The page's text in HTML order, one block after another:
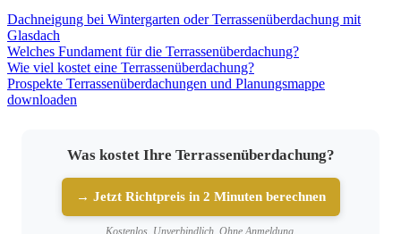
Dachneigung bei Wintergarten oder Terrassenüberdachung mit
Glasdach
Welches Fundament für die Terrassenüberdachung?
Wie viel kostet eine Terrassenüberdachung?
Prospekte Terrassenüberdachungen und Planungsmappe
downloaden
Was kostet Ihre Terrassenüberdachung?
→ Jetzt Richtpreis in 2 Minuten berechnen